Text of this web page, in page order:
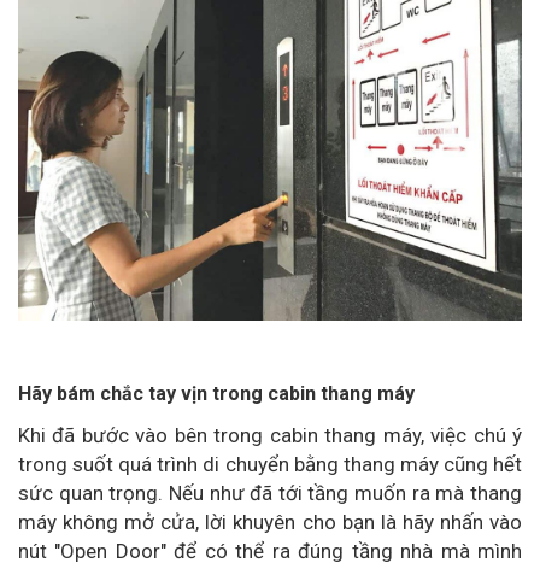
Hãy bám chắc tay vịn trong cabin thang máy
Khi đã bước vào bên trong cabin thang máy, việc chú ý
trong suốt quá trình di chuyển bằng thang máy cũng hết
sức quan trọng. Nếu như đã tới tầng muốn ra mà thang
máy không mở cửa, lời khuyên cho bạn là hãy nhấn vào
nút "Open Door" để có thể ra đúng tầng nhà mà mình